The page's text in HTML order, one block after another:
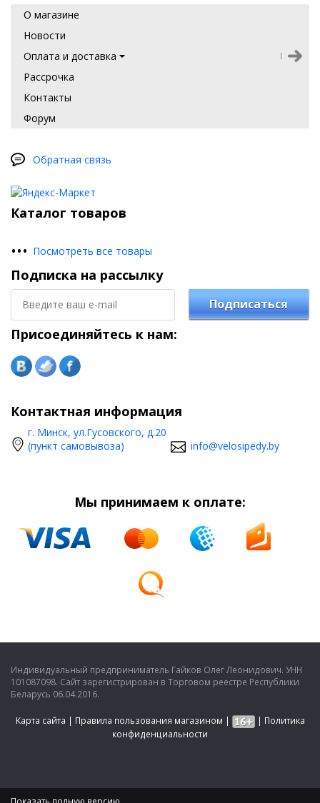
О магазине
Новости
Оплата и доставка
Рассрочка
Контакты
Форум
Обратная связь
Каталог товаров
••• Посмотреть все товары
Подписка на рассылку
Подписаться
Присоединяйтесь к нам:
Контактная информация
г. Минск, ул.Гусовского, д.20
(пункт самовывоза)
info@velosipedy.by
Мы принимаем к оплате:
Индивидуальный предприниматель Гайков Олег Леонидович. УНН
101087098. Сайт зарегистрирован в Торговом реестре Республики
Беларусь 06.04.2016.
Карта сайта | Правила пользования магазином | | Политика
конфиденциальности